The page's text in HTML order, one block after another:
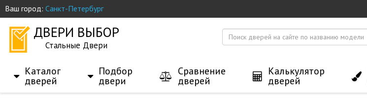
Ваш город: Санкт-Петербург
ДВЕРИ ВЫБОР
Стальные Двери
Каталог
дверей
Подбор
двери
Сравнение
дверей
Калькулятор
дверей